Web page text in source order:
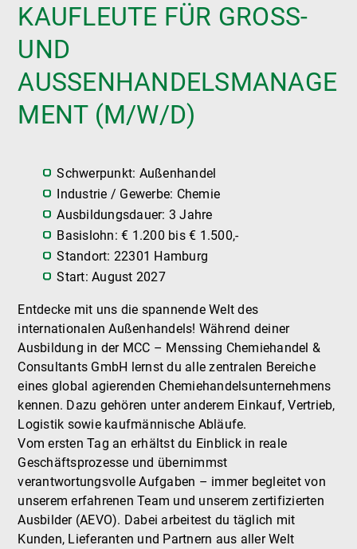
KAUFLEUTE FÜR GROSS- U
ND A
USSENHANDELSMANAGEME
NT (M/W/D)
Schwerpunkt: Außenhandel
Industrie / Gewerbe: Chemie
Ausbildungsdauer: 3 Jahre
Basislohn: € 1.200 bis € 1.500,-
Standort: 22301 Hamburg
Start: August 2027
Entdecke mit uns die spannende Welt des
internationalen Außenhandels! Während deiner
Ausbildung in der MCC – Menssing Chemiehandel &
Consultants GmbH lernst du alle zentralen Bereiche
eines global agierenden Chemiehandelsunternehmens
kennen. Dazu gehören unter anderem Einkauf, Vertrieb,
Logistik sowie kaufmännische Abläufe.
Vom ersten Tag an erhältst du Einblick in reale
Geschäftsprozesse und übernimmst
verantwortungsvolle Aufgaben – immer begleitet von
unserem erfahrenen Team und unserem zertifizierten
Ausbilder (AEVO). Dabei arbeitest du täglich mit
Kunden, Lieferanten und Partnern aus aller Welt